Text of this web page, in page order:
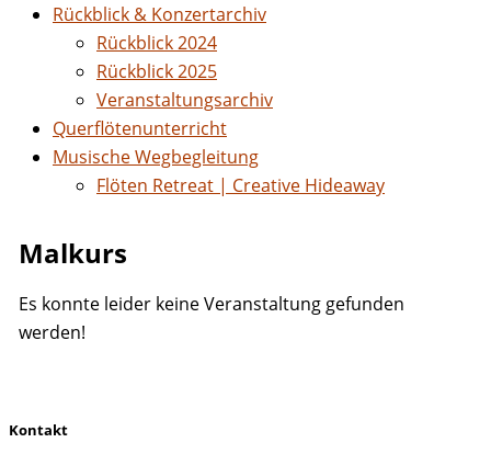
Rückblick & Konzertarchiv
Rückblick 2024
Rückblick 2025
Veranstaltungsarchiv
Querflötenunterricht
Musische Wegbegleitung
Flöten Retreat | Creative Hideaway
Malkurs
Es konnte leider keine Veranstaltung gefunden
werden!
Kontakt